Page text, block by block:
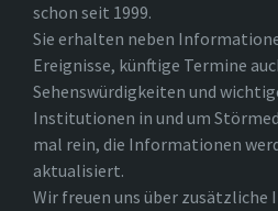
schon seit 1999.
Sie erhalten neben
Ereignisse, künftige Termine
Sehenswürdigkeiten und
Institutionen in und um
mal rein, die Informationen
aktualisiert.
Wir freuen uns über